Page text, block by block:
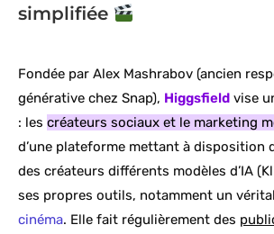
simplifiée
Fondée par Alex Mashrabov (ancien
générative chez Snap), Higgsfield vise
: les créateurs sociaux et le marketing
d’une plateforme mettant à disposition
des créateurs différents modèles d’IA
ses propres outils, notamment un
cinéma. Elle fait régulièrement des